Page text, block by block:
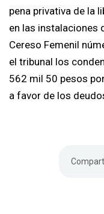
pena privativa de la
en las instalaciones
Cereso Femenil
el tribunal los
562 mil 50 pesos
a favor de los